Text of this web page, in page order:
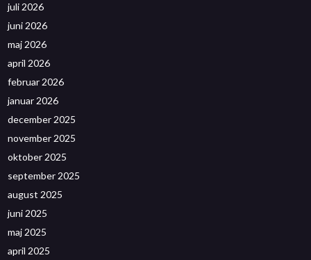
juli 2026
juni 2026
maj 2026
april 2026
februar 2026
januar 2026
december 2025
november 2025
oktober 2025
september 2025
august 2025
juni 2025
maj 2025
april 2025